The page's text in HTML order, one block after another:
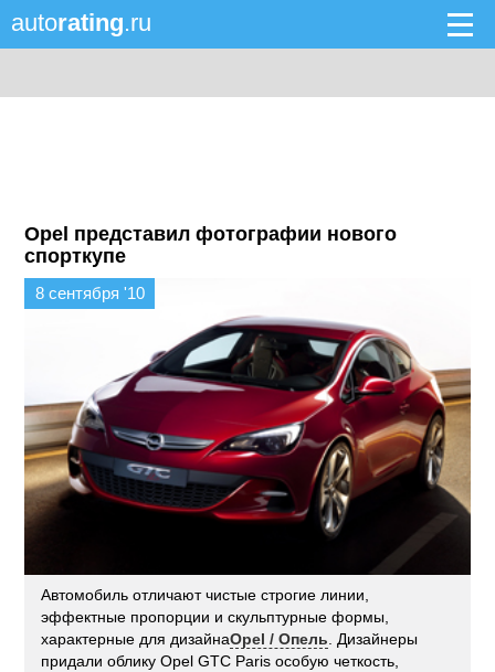
autorating.ru
Opel представил фотографии нового
спорткупе
8 сентября '10
Автомобиль отличают чистые строгие линии,
эффектные пропорции и скульптурные формы,
характерные для дизайнаOpel / Опель . Дизайнеры
придали облику Opel GTC Paris особую четкость,